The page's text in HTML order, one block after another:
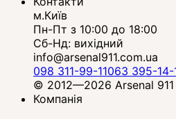
м.Київ
Пн-Пт з 10:00 до 18:00
Сб-Нд: вихідний
info@arsenal911.com.ua
098 311-99-11063 395-14-
© 2012—2026 Arsenal 911
Компанія